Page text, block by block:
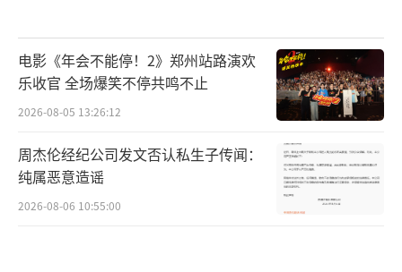
电影《年会不能停！2》郑州站路演欢
乐收官 全场爆笑不停共鸣不止
2026-08-05 13:26:12
周杰伦经纪公司发文否认私生子传闻：
纯属恶意造谣
2026-08-06 10:55:00